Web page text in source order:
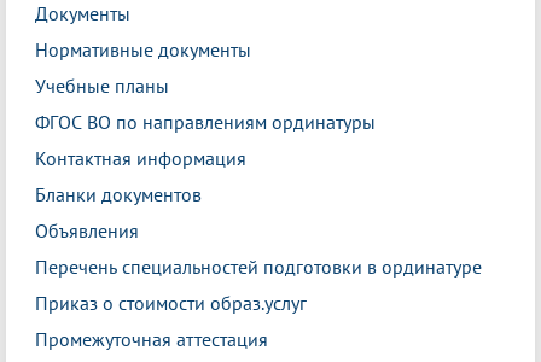
Документы
Нормативные документы
Учебные планы
ФГОС ВО по направлениям ординатуры
Контактная информация
Бланки документов
Объявления
Перечень специальностей подготовки в ординатуре
Приказ о стоимости образ.услуг
Промежуточная аттестация